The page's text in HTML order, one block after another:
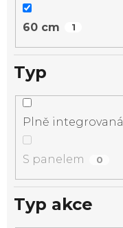
60 cm 1
Typ
Plně integrovaná
S panelem 0
Typ akce